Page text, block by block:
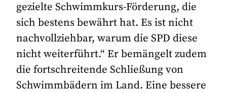
gezielte Schwimmkurs-Förderung, die
sich bestens bewährt hat. Es ist nicht
nachvollziehbar, warum die SPD diese
nicht weiterführt.“ Er bemängelt zudem
die fortschreitende Schließung von
Schwimmbädern im Land. Eine bessere